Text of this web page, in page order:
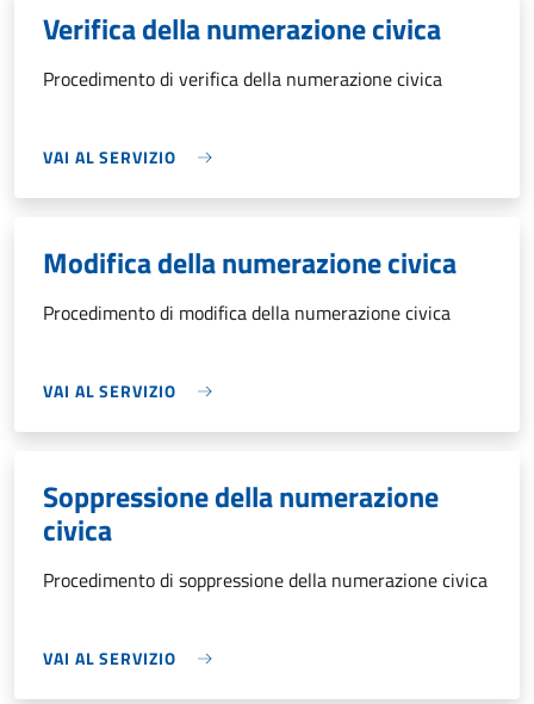
Verifica della numerazione civica
Procedimento di verifica della numerazione civica
VAI AL SERVIZIO
Modifica della numerazione civica
Procedimento di modifica della numerazione civica
VAI AL SERVIZIO
Soppressione della numerazione
civica
Procedimento di soppressione della numerazione civica
VAI AL SERVIZIO